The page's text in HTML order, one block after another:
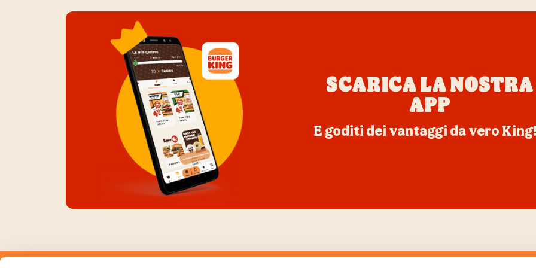
SCARICA LA NOSTRA
APP
E goditi dei vantaggi da vero